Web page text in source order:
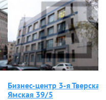
Бизнес-центр 3-я
Ямская 39/5